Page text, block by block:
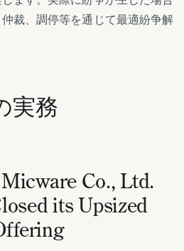
裁、調停等を通じて最適紛争解
実務
Co., Ltd.
its Upsized